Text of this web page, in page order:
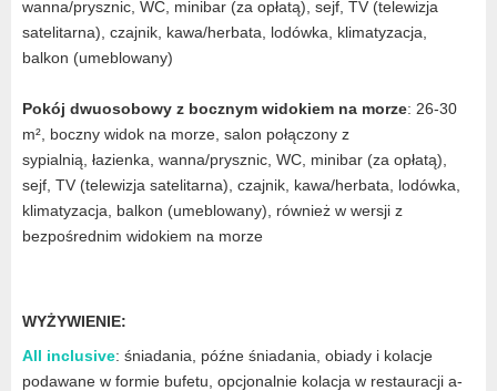
wanna/prysznic, WC, minibar (za opłatą), sejf, TV (telewizja
satelitarna), czajnik, kawa/herbata, lodówka, klimatyzacja,
balkon (umeblowany)
Pokój dwuosobowy z bocznym widokiem na morze: 26-30
m², boczny widok na morze, salon połączony z
sypialnią, łazienka, wanna/prysznic, WC, minibar (za opłatą),
sejf, TV (telewizja satelitarna), czajnik, kawa/herbata, lodówka,
klimatyzacja, balkon (umeblowany), również w wersji z
bezpośrednim widokiem na morze
WYŻYWIENIE:
All inclusive: śniadania, późne śniadania, obiady i kolacje
podawane w formie bufetu, opcjonalnie kolacja w restauracji a-